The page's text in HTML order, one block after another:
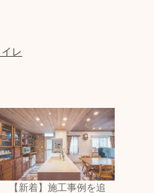
レ
【新着】施工事例を追